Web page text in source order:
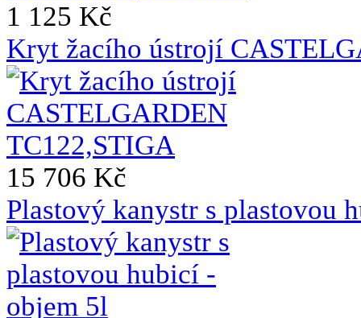
1 125 Kč
Kryt žacího ústrojí
15 706 Kč
Plastový kanystr s plastovou